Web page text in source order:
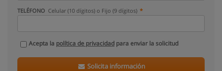
TELÉFONO Celular (10 dígitos) o Fijo (9 dígitos)
Acepta la política de privacidad para enviar la solicitud
Solicita información